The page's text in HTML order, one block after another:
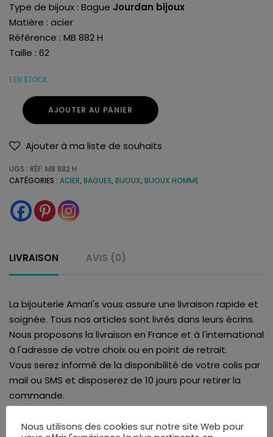
Type de bijoux : Bague Jourdan bijoux
Matière : acier
Référence : MB 882 H
Taille : 62
1 EN STOCK
AJOUTER AU PANIER
Ajouter à ma liste de souhaits
UGS : RÉF: MB 882 H
CATÉGORIES : ACIER, BAGUES, BIJOUX, BIJOUX HOMME
LIVRAISON AVIS (0)
La bijouterie Amari's vous assure une livraison rapide et
soignée. Tous nos articles sont livrés dans leurs écrins.
Nous proposons la livraison en France et à l'international
à l'adresse de votre choix ou en point de retrait.
Vous serez informé de la disponibilité de votre colis par
mail ou SMS et disposerez de 10 jours pour retirer la
commande.
Vous pourrez choisir le mode de livraison au moment
de la validation du panier.
Nous utilisons des cookies sur notre site Web pour